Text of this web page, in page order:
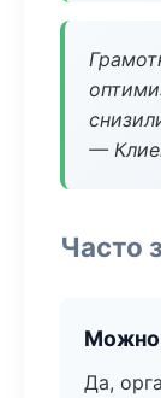
—
Часто
Можно
Да,